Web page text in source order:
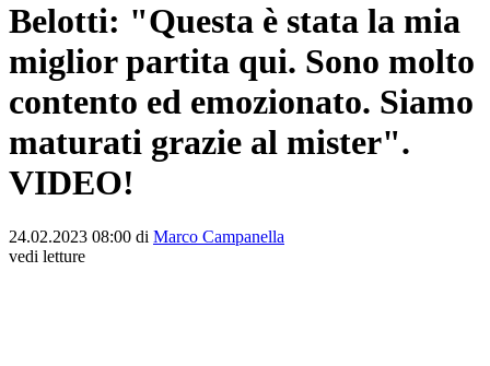
Belotti: "Questa è stata la mia
miglior partita qui. Sono molto
contento ed emozionato. Siamo
maturati grazie al mister".
VIDEO!
24.02.2023 08:00 di Marco Campanella
vedi letture